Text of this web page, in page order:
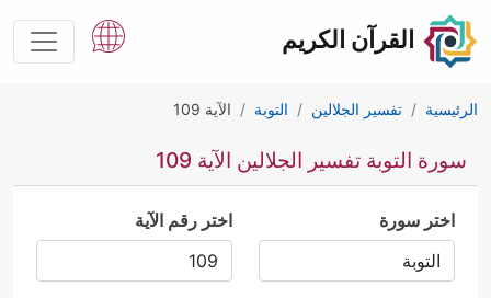
القرآن الكريم
الرئيسية تفسير الجلالين التوبة الآية 109
سورة التوبة تفسير الجلالين الآية 109
اختر سورة اختر رقم الآية